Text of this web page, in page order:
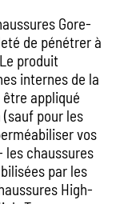
Gore-
de pénétrer à
produit
internes de la
appliqué
(sauf pour les
vos
les chaussures
par les
High-